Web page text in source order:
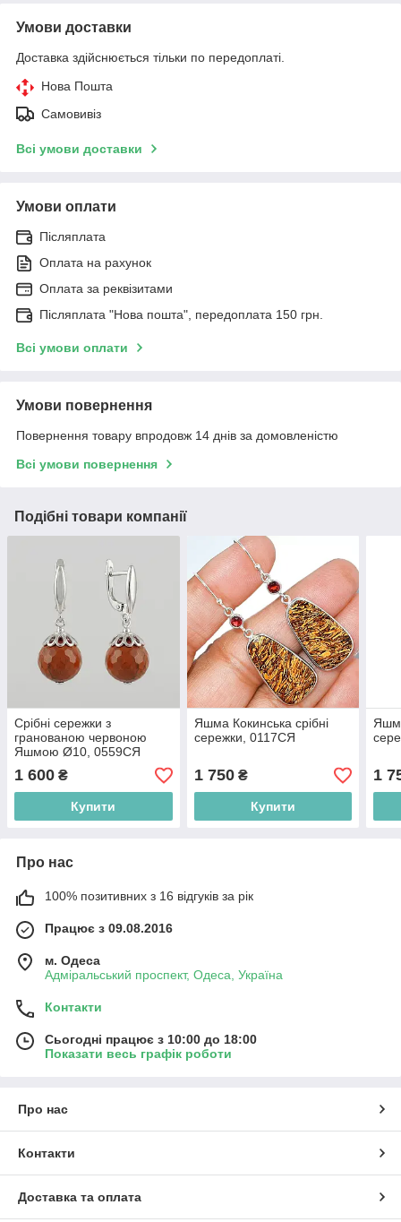
Умови доставки
Доставка здійснюється тільки по передоплаті.
Нова Пошта
Самовивіз
Всі умови доставки
Умови оплати
Післяплата
Оплата на рахунок
Оплата за реквізитами
Післяплата "Нова пошта", передоплата 150 грн.
Всі умови оплати
Умови повернення
Повернення товару впродовж 14 днів за домовленістю
Всі умови повернення
Подібні товари компанії
Срібні сережки з
гранованою червоною
Яшмою Ø10, 0559СЯ
1 600 ₴
Купити
Яшма Кокинська срібні
сережки, 0117СЯ
1 750₴
Купити
1
Про нас
100% позитивних з 16 відгуків за рік
Працює з 09.08.2016
м. Одеса
Адміральський проспект, Одеса, Україна
Контакти
Сьогодні працює з 10:00 до 18:00
Показати весь графік роботи
Про нас
Контакти
Доставка та оплата